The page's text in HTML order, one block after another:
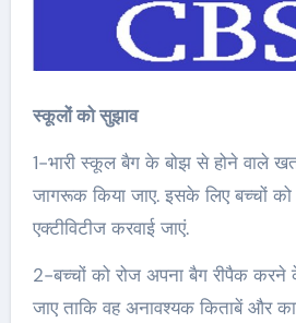
स्कूलों को सुझाव
1-भारी स्कूल बैग के बोझ से होने वाले
जागरूक किया जाए. इसके लिए बच्चों को
एक्टीविटीज करवाई जाएं.
2-बच्चों को रोज अपना बैग रीपैक करने के
जाए ताकि वह अनावश्यक किताबें और